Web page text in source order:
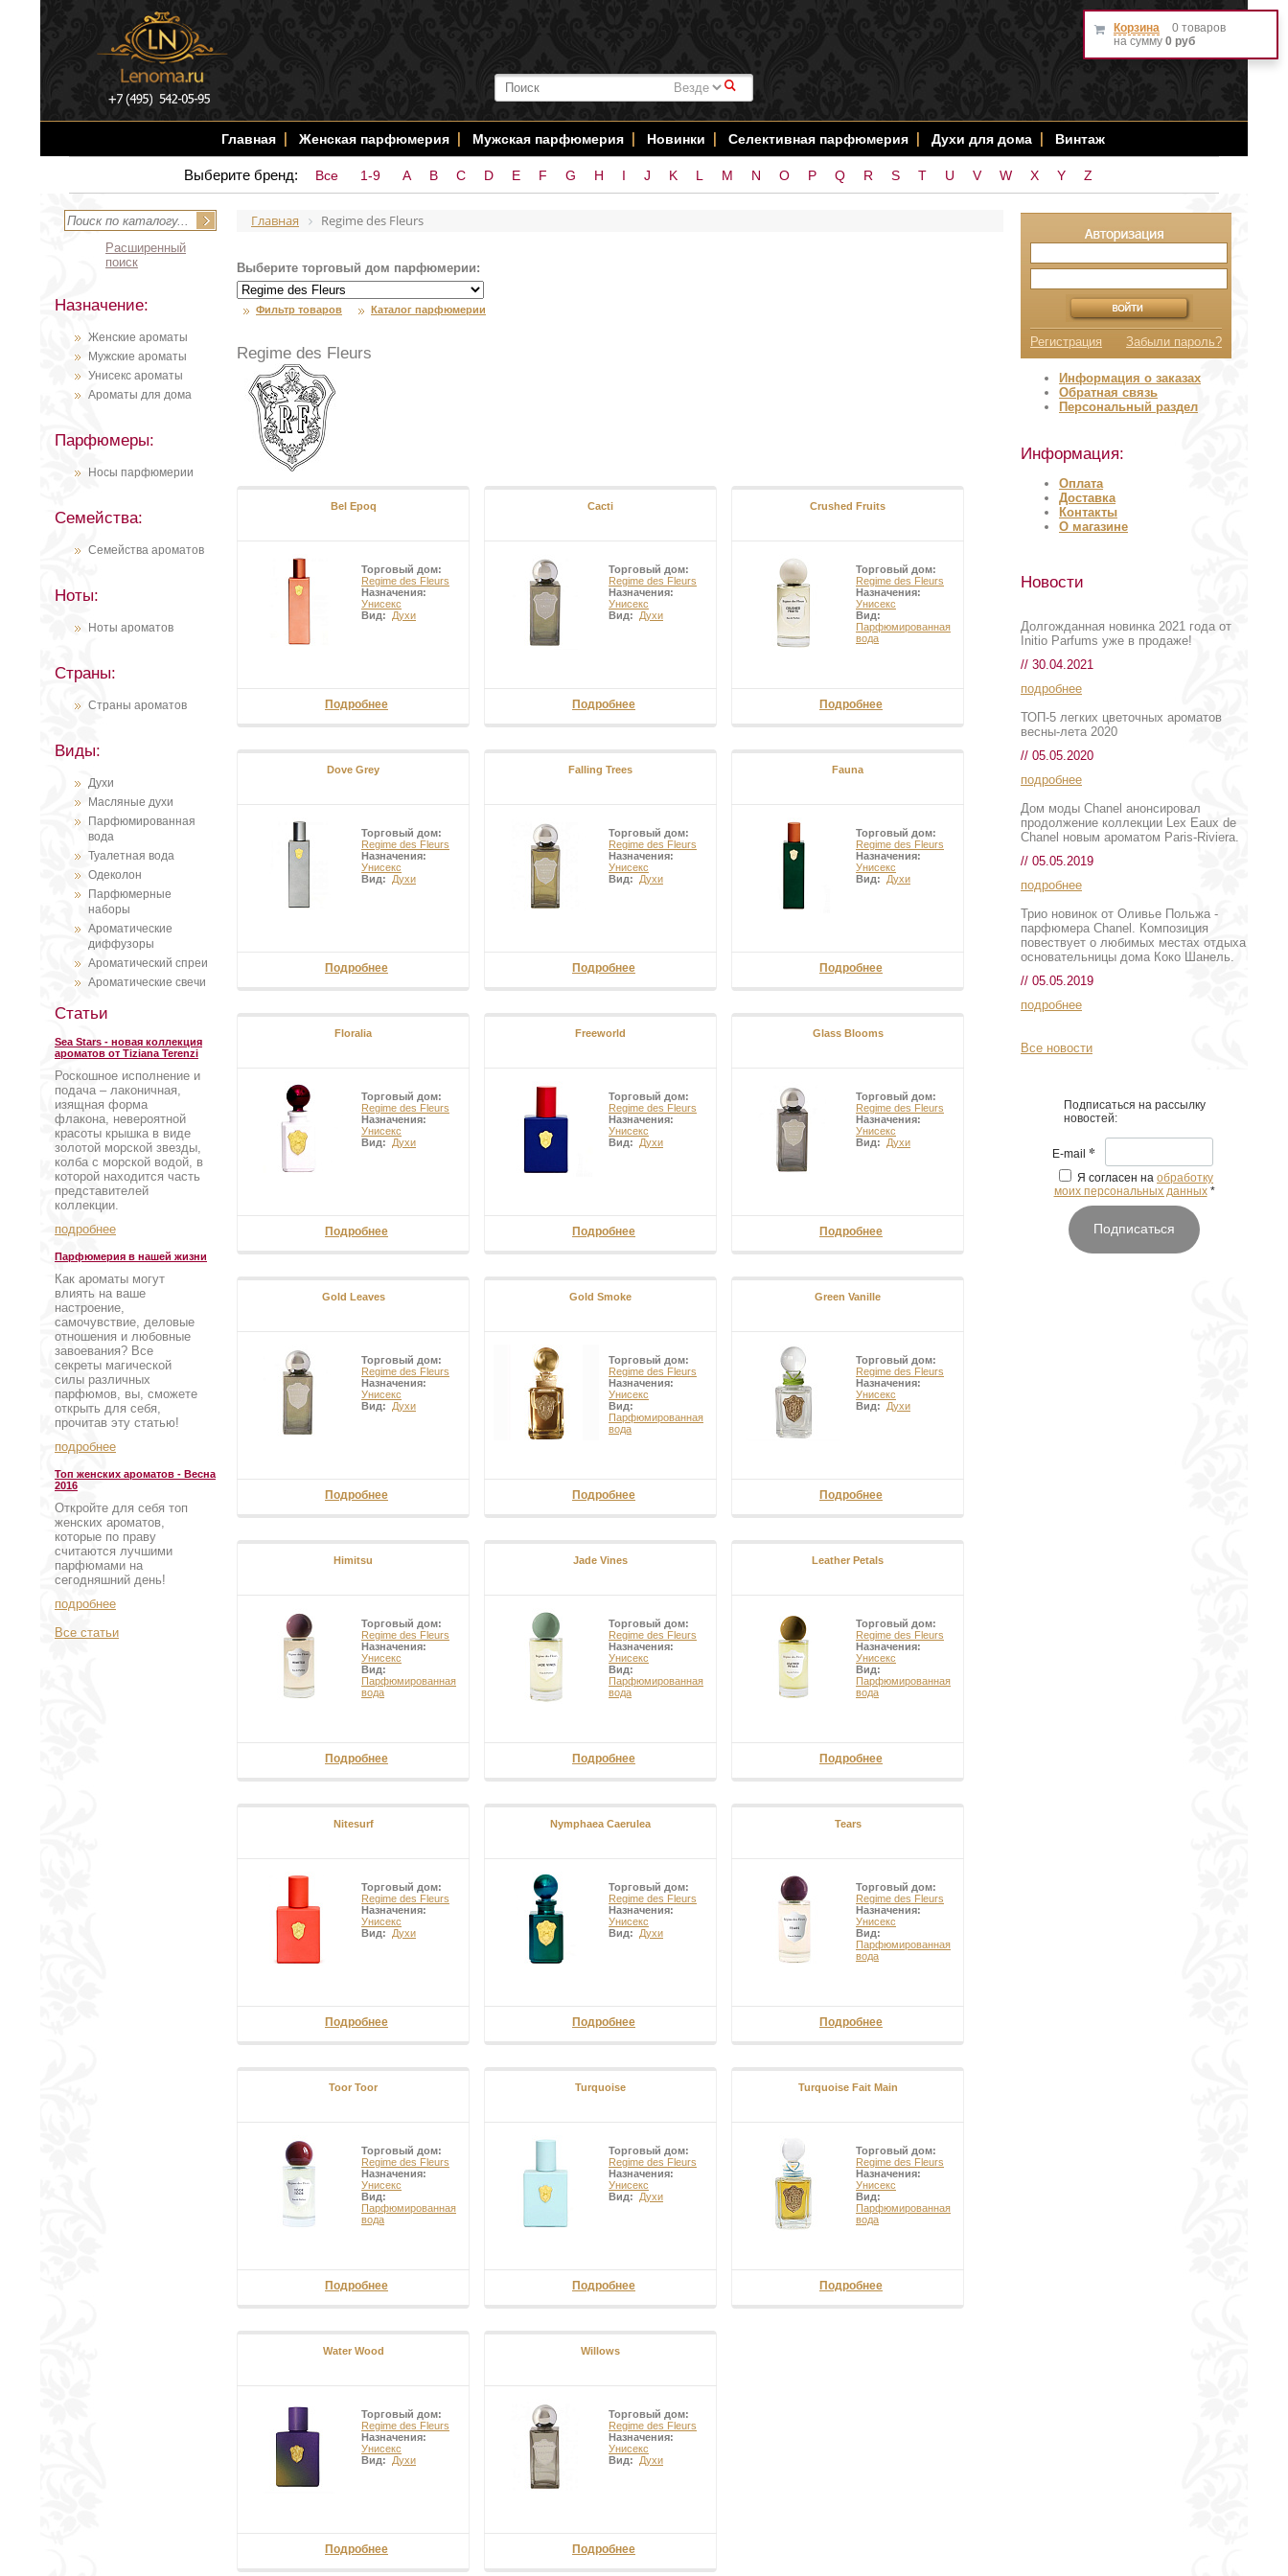
#
Главная Женская парфюмерия Мужская парфюмерия Новинки Селективная парфюмерия Духи для дома Винтаж
Выберите бренд: Все 1-9 A B C D E F G H I J K L M N O P Q R S T U V W X Y Z
Расширенный
поиск
Назначение:
Женские ароматы
Мужские ароматы
Унисекс ароматы
Ароматы для дома
Парфюмеры:
Носы парфюмерии
Семейства:
Семейства ароматов
Ноты:
Ноты ароматов
Страны:
Страны ароматов
Виды:
Духи
Масляные духи
Парфюмированная
вода
Туалетная вода
Одеколон
Парфюмерные
наборы
Ароматические
диффузоры
Ароматический спреи
Ароматические свечи
Статьи
Sea Stars - новая коллекция
ароматов от Tiziana Terenzi
Роскошное исполнение и
подача – лаконичная,
изящная форма
флакона, невероятной
красоты крышка в виде
золотой морской звезды,
колба с морской водой, в
которой находится часть
представителей
коллекции.
подробнее
Парфюмерия в нашей жизни
Как ароматы могут
влиять на ваше
настроение,
самочувствие, деловые
отношения и любовные
завоевания? Все
секреты магической
силы различных
парфюмов, вы, сможете
открыть для себя,
прочитав эту статью!
подробнее
Топ женских ароматов - Весна
2016
Откройте для себя топ
женских ароматов,
которые по праву
считаются лучшими
парфюмами на
сегодняшний день!
подробнее
Все статьи
Главная Regime des Fleurs
Выберите торговый дом парфюмерии:
Фильтр товаров Каталог парфюмерии
Regime des Fleurs
Bel Epoq
Торговый дом:
Regime des Fleurs
Назначения:
Унисекс
Вид: Духи
Подробнее
Cacti
Торговый дом:
Regime des Fleurs
Назначения:
Унисекс
Вид: Духи
Подробнее
Crushed Fruits
Торговый дом:
Regime des Fleurs
Назначения:
Унисекс
Вид:
Парфюмированная
вода
Подробнее
Dove Grey
Торговый дом:
Regime des Fleurs
Назначения:
Унисекс
Вид: Духи
Подробнее
Falling Trees
Торговый дом:
Regime des Fleurs
Назначения:
Унисекс
Вид: Духи
Подробнее
Fauna
Торговый дом:
Regime des Fleurs
Назначения:
Унисекс
Вид: Духи
Подробнее
Floralia
Торговый дом:
Regime des Fleurs
Назначения:
Унисекс
Вид: Духи
Подробнее
Freeworld
Торговый дом:
Regime des Fleurs
Назначения:
Унисекс
Вид: Духи
Подробнее
Glass Blooms
Торговый дом:
Regime des Fleurs
Назначения:
Унисекс
Вид: Духи
Подробнее
Gold Leaves
Торговый дом:
Regime des Fleurs
Назначения:
Унисекс
Вид: Духи
Подробнее
Gold Smoke
Торговый дом:
Regime des Fleurs
Назначения:
Унисекс
Вид:
Парфюмированная
вода
Подробнее
Green Vanille
Торговый дом:
Regime des Fleurs
Назначения:
Унисекс
Вид: Духи
Подробнее
Himitsu
Торговый дом:
Regime des Fleurs
Назначения:
Унисекс
Вид:
Парфюмированная
вода
Подробнее
Jade Vines
Торговый дом:
Regime des Fleurs
Назначения:
Унисекс
Вид:
Парфюмированная
вода
Подробнее
Leather Petals
Торговый дом:
Regime des Fleurs
Назначения:
Унисекс
Вид:
Парфюмированная
вода
Подробнее
Nitesurf
Торговый дом:
Regime des Fleurs
Назначения:
Унисекс
Вид: Духи
Подробнее
Nymphaea Caerulea
Торговый дом:
Regime des Fleurs
Назначения:
Унисекс
Вид: Духи
Подробнее
Tears
Торговый дом:
Regime des Fleurs
Назначения:
Унисекс
Вид:
Парфюмированная
вода
Подробнее
Toor Toor
Торговый дом:
Regime des Fleurs
Назначения:
Унисекс
Вид:
Парфюмированная
вода
Подробнее
Turquoise
Торговый дом:
Regime des Fleurs
Назначения:
Унисекс
Вид: Духи
Подробнее
Turquoise Fait Main
Торговый дом:
Regime des Fleurs
Назначения:
Унисекс
Вид:
Парфюмированная
вода
Подробнее
Water Wood
Торговый дом:
Regime des Fleurs
Назначения:
Унисекс
Вид: Духи
Подробнее
Willows
Торговый дом:
Regime des Fleurs
Назначения:
Унисекс
Вид: Духи
Подробнее
Корзина
0 товаров
на сумму 0 руб
Регистрация Забыли пароль?
Информация о заказах
Обратная связь
Персональный раздел
Информация:
Оплата
Доставка
Контакты
О магазине
Новости
Долгожданная новинка 2021 года от
Initio Parfums уже в продаже!
// 30.04.2021
подробнее
ТОП-5 легких цветочных ароматов
весны-лета 2020
// 05.05.2020
подробнее
Дом моды Chanel анонсировал
продолжение коллекции Lex Eaux de
Chanel новым ароматом Paris-Riviera.
// 05.05.2019
подробнее
Трио новинок от Оливье Польжа -
парфюмера Chanel. Композиция
повествует о любимых местах отдыха
основательницы дома Коко Шанель.
// 05.05.2019
подробнее
Все новости
Подписаться на рассылку
новостей:
E-mail *
Я согласен на обработку
моих персональных данных *
Подписаться